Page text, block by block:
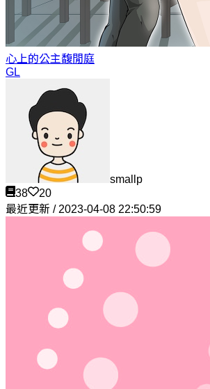
心上的公主馥閒庭
GL
smallp
38
20
最近更新 / 2023-04-08 22:50:59